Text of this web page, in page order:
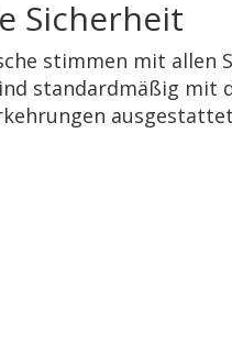
Sicherheit
stimmen mit allen
standardmäßig mit